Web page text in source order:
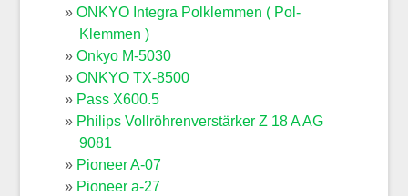
ONKYO Integra Polklemmen ( Pol-
Klemmen )
Onkyo M-5030
ONKYO TX-8500
Pass X600.5
Philips Vollröhrenverstärker Z 18 A AG
9081
Pioneer A-07
Pioneer a-27